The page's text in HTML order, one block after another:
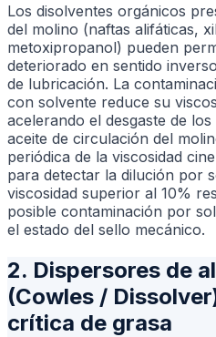
Los disolventes orgánicos
del molino (naftas alifáticas,
metoxipropanol) pueden
deteriorado en sentido
de lubricación. La
con solvente reduce su
acelerando el desgaste de
aceite de circulación del
periódica de la viscosidad
para detectar la dilución por
viscosidad superior al 10%
posible contaminación por
el estado del sello mecánico.
2. Dispersores de
(Cowles /
crítica de grasa